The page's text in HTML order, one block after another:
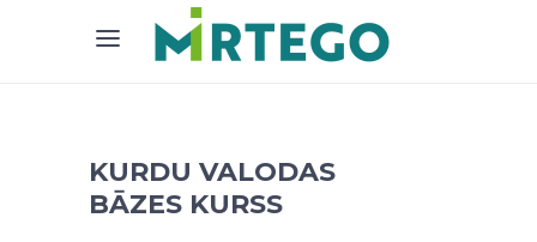
KURDU VALODAS
BĀZES KURSS